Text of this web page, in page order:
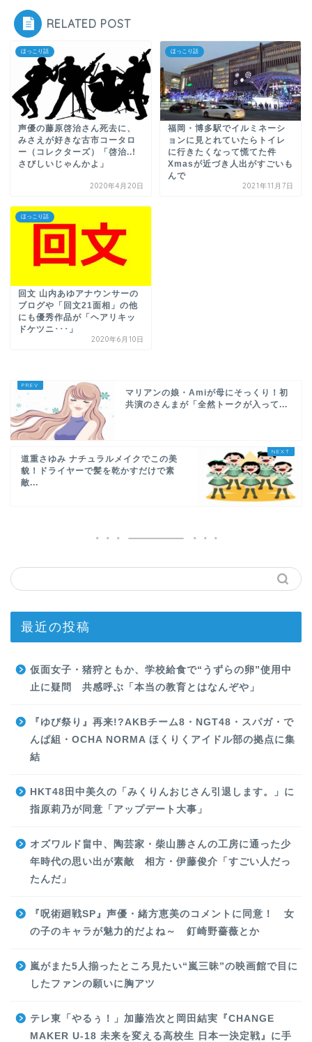
RELATED POST
ほっこり話
声優の藤原啓治さん死去に、
みさえが好きな古市コータロ
ー（コレクターズ）「啓治..!
さびしいじゃんかよ」
2020年4月20日
ほっこり話
福岡・博多駅でイルミネーシ
ョンに見とれていたらトイレ
に行きたくなって慌てた件
Xmasが近づき人出がすごいも
んで
2021年11月7日
ほっこり話
回文 山内あゆアナウンサーの
ブログや「回文21面相」の他
にも優秀作品が「ヘアリキッ
ドケツニ･･･」
2020年6月10日
マリアンの娘・Amiが母にそっくり！初
共演のさんまが「全然トークが入って...
道重さゆみ ナチュラルメイクでこの美
貌！ドライヤーで髪を乾かすだけで素
敵...
最近の投稿
仮面女子・猪狩ともか、学校給食で“うずらの卵”使用中
止に疑問 共感呼ぶ「本当の教育とはなんぞや」
『ゆび祭り』再来!?AKBチーム8・NGT48・スパガ・で
んぱ組・OCHA NORMA ほくりくアイドル部の拠点に集
結
HKT48田中美久の「みくりんおじさん引退します。」に
指原莉乃が同意「アップデート大事」
オズワルド畠中、陶芸家・柴山勝さんの工房に通った少
年時代の思い出が素敵 相方・伊藤俊介「すごい人だっ
たんだ」
『呪術廻戦SP』声優・緒方恵美のコメントに同意！ 女
の子のキャラが魅力的だよね～ 釘崎野薔薇とか
嵐がまた5人揃ったところ見たい“嵐三昧”の映画館で目に
したファンの願いに胸アツ
テレ東「やるぅ！」加藤浩次と岡田結実『CHANGE
MAKER U-18 未来を変える高校生 日本一決定戦』に手